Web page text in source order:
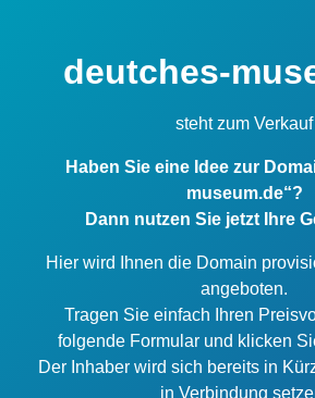
deutches-
steht zum Verkauf
Haben Sie eine Idee zur
museum.de“?
Dann nutzen Sie jetzt Ihre
Hier wird Ihnen die Domain
angeboten.
Tragen Sie einfach Ihren
folgende Formular und klicken
Der Inhaber wird sich bereits in
in Verbindung